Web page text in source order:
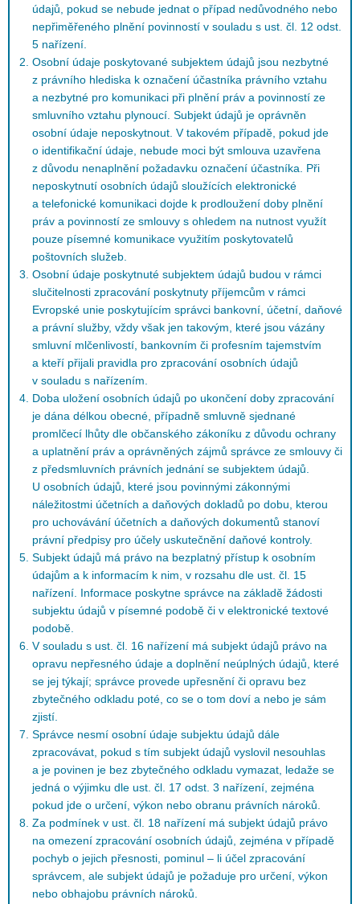
údajů, pokud se nebude jednat o případ nedůvodného nebo
nepřiměřeného plnění povinností v souladu s ust. čl. 12 odst.
5 nařízení.
Osobní údaje poskytované subjektem údajů jsou nezbytné
z právního hlediska k označení účastníka právního vztahu
a nezbytné pro komunikaci při plnění práv a povinností ze
smluvního vztahu plynoucí. Subjekt údajů je oprávněn
osobní údaje neposkytnout. V takovém případě, pokud jde
o identifikační údaje, nebude moci být smlouva uzavřena
z důvodu nenaplnění požadavku označení účastníka. Při
neposkytnutí osobních údajů sloužících elektronické
a telefonické komunikaci dojde k prodloužení doby plnění
práv a povinností ze smlouvy s ohledem na nutnost využít
pouze písemné komunikace využitím poskytovatelů
poštovních služeb.
Osobní údaje poskytnuté subjektem údajů budou v rámci
slučitelnosti zpracování poskytnuty příjemcům v rámci
Evropské unie poskytujícím správci bankovní, účetní, daňové
a právní služby, vždy však jen takovým, které jsou vázány
smluvní mlčenlivostí, bankovním či profesním tajemstvím
a kteří přijali pravidla pro zpracování osobních údajů
v souladu s nařízením.
Doba uložení osobních údajů po ukončení doby zpracování
je dána délkou obecné, případně smluvně sjednané
promlčecí lhůty dle občanského zákoníku z důvodu ochrany
a uplatnění práv a oprávněných zájmů správce ze smlouvy či
z předsmluvních právních jednání se subjektem údajů.
U osobních údajů, které jsou povinnými zákonnými
náležitostmi účetních a daňových dokladů po dobu, kterou
pro uchovávání účetních a daňových dokumentů stanoví
právní předpisy pro účely uskutečnění daňové kontroly.
Subjekt údajů má právo na bezplatný přístup k osobním
údajům a k informacím k nim, v rozsahu dle ust. čl. 15
nařízení. Informace poskytne správce na základě žádosti
subjektu údajů v písemné podobě či v elektronické textové
podobě.
V souladu s ust. čl. 16 nařízení má subjekt údajů právo na
opravu nepřesného údaje a doplnění neúplných údajů, které
se jej týkají; správce provede upřesnění či opravu bez
zbytečného odkladu poté, co se o tom doví a nebo je sám
zjistí.
Správce nesmí osobní údaje subjektu údajů dále
zpracovávat, pokud s tím subjekt údajů vyslovil nesouhlas
a je povinen je bez zbytečného odkladu vymazat, ledaže se
jedná o výjimku dle ust. čl. 17 odst. 3 nařízení, zejména
pokud jde o určení, výkon nebo obranu právních nároků.
Za podmínek v ust. čl. 18 nařízení má subjekt údajů právo
na omezení zpracování osobních údajů, zejména v případě
pochyb o jejich přesnosti, pominul – li účel zpracování
správcem, ale subjekt údajů je požaduje pro určení, výkon
nebo obhajobu právních nároků.